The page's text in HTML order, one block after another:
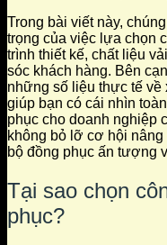
Trong bài viết này,
trọng của việc lựa chọn
trình thiết kế, chất liệu
sóc khách hàng. Bên
những số liệu thực tế
giúp bạn có cái nhìn
phục cho doanh nghiệp
không bỏ lỡ cơ hội
bộ đồng phục ấn tượng
Tại sao chọn
phục?